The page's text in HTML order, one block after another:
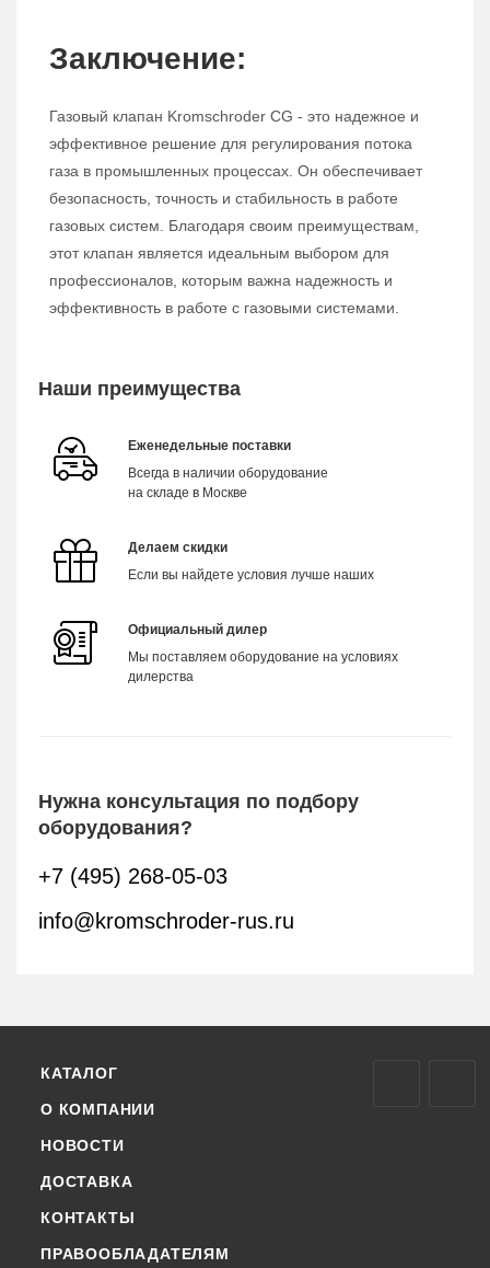
Заключение:
Газовый клапан Kromschroder CG - это надежное и
эффективное решение для регулирования потока
газа в промышленных процессах. Он обеспечивает
безопасность, точность и стабильность в работе
газовых систем. Благодаря своим преимуществам,
этот клапан является идеальным выбором для
профессионалов, которым важна надежность и
эффективность в работе с газовыми системами.
Наши преимущества
Еженедельные поставки
Всегда в наличии оборудование
на складе в Москве
Делаем скидки
Если вы найдете условия лучше наших
Официальный дилер
Мы поставляем оборудование на условиях
дилерства
Нужна консультация по подбору
оборудования?
+7 (495) 268-05-03
info@kromschroder-rus.ru
КАТАЛОГ
О КОМПАНИИ
НОВОСТИ
ДОСТАВКА
КОНТАКТЫ
ПРАВООБЛАДАТЕЛЯМ